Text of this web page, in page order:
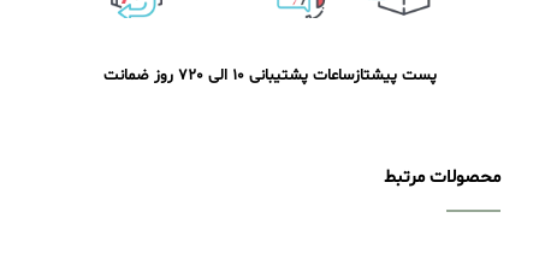
پست پیشتازساعات پشتیبانی 10 الی 20 7 روز ضمانت
محصولات مرتبط